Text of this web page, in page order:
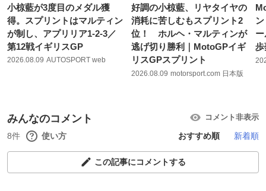
小椋藍が3度目のメダル獲
得。スプリントはマルティン
が制し、アプリリア1-2-3／
第12戦イギリスGP
2026.08.09 AUTOSPORT web
好調の小椋藍、リヤタイヤの
消耗に苦しむもスプリント2
位！ ホルヘ・マルティンが
逃げ切り勝利｜MotoGPイギ
リスGPスプリント
2026.08.09 motorsport.com 日本版
歩
みんなのコメント コメント非表示
8件 使い方 おすすめ順 新着順
この記事にコメントする